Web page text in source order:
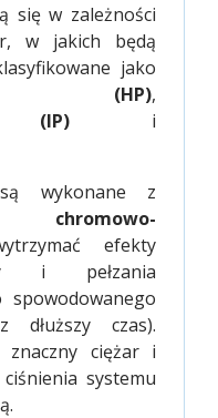
się w zależności
w jakich będą
jako
(HP),
(IP)i
wykonane z
chromowo-
efekty
i pełzania
spowodowanego
dłuższy czas).
ciężar i
systemu